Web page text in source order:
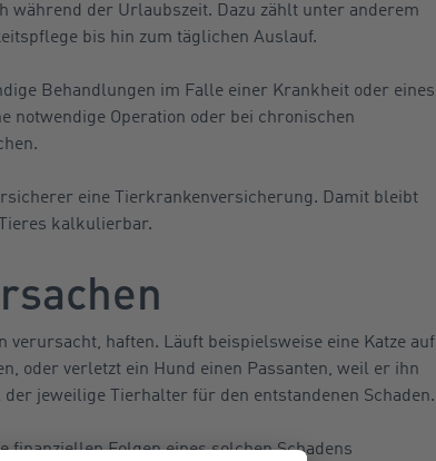
der Urlaubszeit. Dazu zählt unter anderem
bis hin zum täglichen Auslauf.
Behandlungen im Falle einer Krankheit oder eines
notwendige Operation oder bei chronischen
eine Tierkrankenversicherung. Damit bleibt
kalkulierbar.
haften. Läuft beispielsweise eine Katze auf
oder verletzt ein Hund einen Passanten, weil er ihn
jeweilige Tierhalter für den entstandenen Schaden.
Folgen eines solchen Schadens